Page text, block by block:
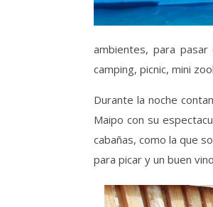
ambientes, para
camping, picnic, mini
Durante la noche
Maipo con su
cabañas, como la que
para picar y un buen